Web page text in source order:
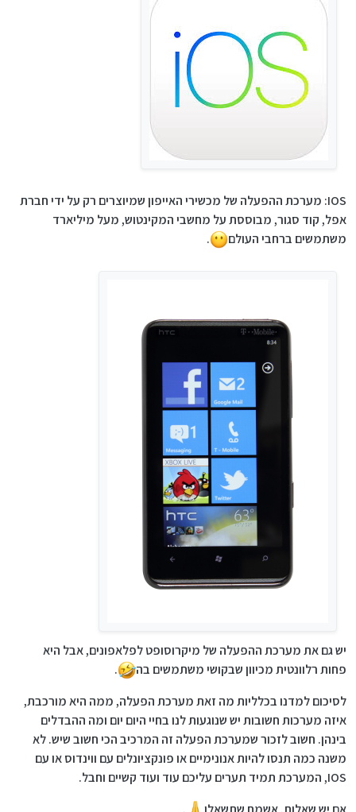
IOS: מערכת ההפעלה של מכשירי האייפון שמיוצרים רק על ידי חברת
אפל, קוד סגור, מבוססת על מחשבי המקינטוש, מעל מיליארד
משתמשים ברחבי העולם
.
יש גם את מערכת ההפעלה של מיקרוסופט לפלאפונים, אבל היא
פחות רלוונטית מכיוון שבקושי משתמשים בה
.
לסיכום למדנו בכלליות מה זאת מערכת הפעלה, ממה היא מורכבת,
איזה מערכות חשובות יש שנוגעות לנו בחיי היום יום ומה ההבדלים
בינהן. חשוב לזכור שמערכת הפעלה זה המרכיב הכי חשוב שיש. לא
משנה כמה תנסו להיות אנונימיים או פונקציונלים עם ווינדוס או עם
IOS, המערכת תמיד תערים עליכם עוד ועוד קשיים וחבל.